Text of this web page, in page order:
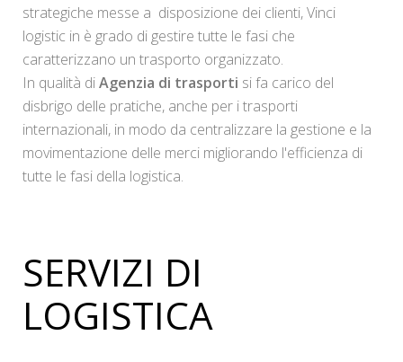
strategiche messe a disposizione dei clienti, Vinci
logistic in è grado di gestire tutte le fasi che
caratterizzano un trasporto organizzato.
In qualità diAgenzia di trasporti si fa carico del
disbrigo delle pratiche, anche per i trasporti
internazionali, in modo da centralizzare la gestione e la
movimentazione delle merci migliorando l'efficienza di
tutte le fasi della logistica.
SERVIZI DI
LOGISTICA